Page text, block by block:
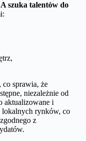
szuka talentów do
, co sprawia, że
niezależnie od
aktualizowane i
lokalnych rynków, co
z